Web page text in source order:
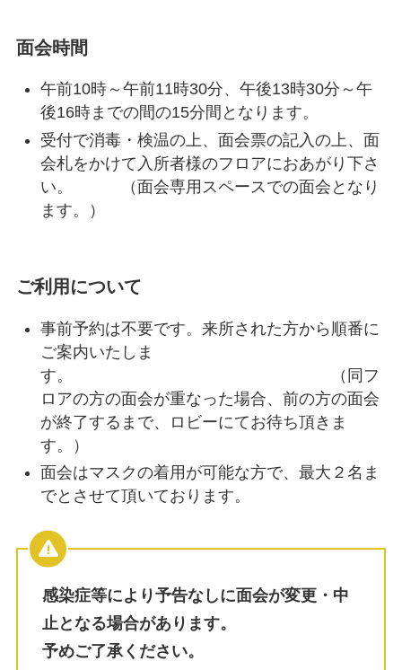
面会時間
午前10時～午前11時30分、午後13時30分～午
後16時までの間の15分間となります。
受付で消毒・検温の上、面会票の記入の上、面
会札をかけて入所者様のフロアにおあがり下さ
い。 （面会専用スペースでの面会となり
ます。）
ご利用について
事前予約は不要です。来所された方から順番に
ご案内いたしま
す。 （同フ
ロアの方の面会が重なった場合、前の方の面会
が終了するまで、ロビーにてお待ち頂きま
す。）
面会はマスクの着用が可能な方で、最大２名ま
でとさせて頂いております。
感染症等により予告なしに面会が変更・中
止となる場合があります。
予めご了承ください。